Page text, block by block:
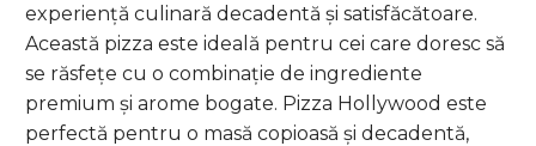
experiență culinară decadentă și satisfăcătoare.
Această pizza este ideală pentru cei care doresc să
se răsfețe cu o combinație de ingrediente
premium și arome bogate. Pizza Hollywood este
perfectă pentru o masă copioasă și decadentă,